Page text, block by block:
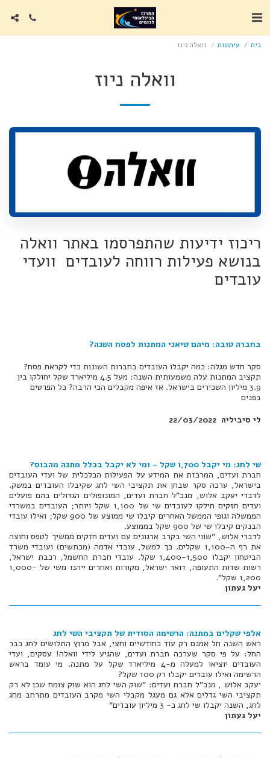
בית עיתונות וואלה ניוז
וואלה ניוז
ריכוז ידיעות שהתפרסמו באתר וואלה
בנושא פעילות רווחה לעובדים וועדי
עובדים
בחברה טובה: מיהם שיאני המתנות לפסח השנה?
סקר חדש מגלה: כמה יקבלו העובדים בחברות השונות כדי לקראת פסח?
תקציב המתנות עלה משמעותית השנה: מעל 4.5 מיליארד שקל יחולקו בין
3.9 מיליון השכירים בישראל. אז איפה מקבלים הכי הרבה? כל הפרטים
בפנים
לי סיביליה 22/03/2022
שי לחג: מי יקבל 1,700 שקל - ומי לא יקבל בכלל מתנה מהבוס?
חברת ועדים, המרכזת את המידע על הפעילות הכלכלית של ועדי העובדים
בישראל, ערכה סקר שבחן את תקציבי השי לחג שקיבלו העובדים במשק.
לדברי יעקב אלוש, מנכ"ל חברת ועדים, המונופולים הגדולים בהם פועלים
ועדים חזקים חילקו לעובדים שי של 1,100 שקל ויותר; העובדים במשרדי
הממשלה וגופי הממשל האחרים קיבלו שי ממוצע של 900 שקל; ואילו עובדי
הבנקים קיבלו שי של 900 שקל בממוצע.
לדברי אלוש, "שווי השי בקרב ארגונים עם ועדים חזקים ממשיך לטפס וחוצה
את רף ה-1,100 שקלים. כך למשל, עובדי אדמה (מכתשים) ועובדי משרד
הביטחון יקבלו 1,400-1,500 שקל. עובדי חברת החשמל, רכבת ישראל,
רשות שדות התעופה, דואר ישראל, מקורות ואחרים ייהנו משי של 1,000-
1,200 שקל".
יעל געתון
אלפי שקלים במתנה: הרשימה הסודית של תקציבי השי לחג
ראש השנה חל אמנם רק עוד כחודשיים וחצי, אבל מרוץ התלושים לחג כבר
החל: על פי סקר שערכה חברת ועדים, שהגיע לידי וואלה! עסקים, ועדי
העובדים יוציאו למעלה מ-4 מיליארד שקל על מתנה. מי עומד בראש
הרשימה ואילו עובדים יקבלו רק 100 שקל?
יעקב אלוש , מנכ"ל חברת ועדים: "שוק השי לחג הוא שוק צומח שכן לא רק
תקציבי השי גדלים אלא גם מעגל מקבלי השי מקרב העובדים מתרחב מחג
לחג, השנה יקבלו שי לחג כ- 3 מיליון עובדים"
יעל געתון